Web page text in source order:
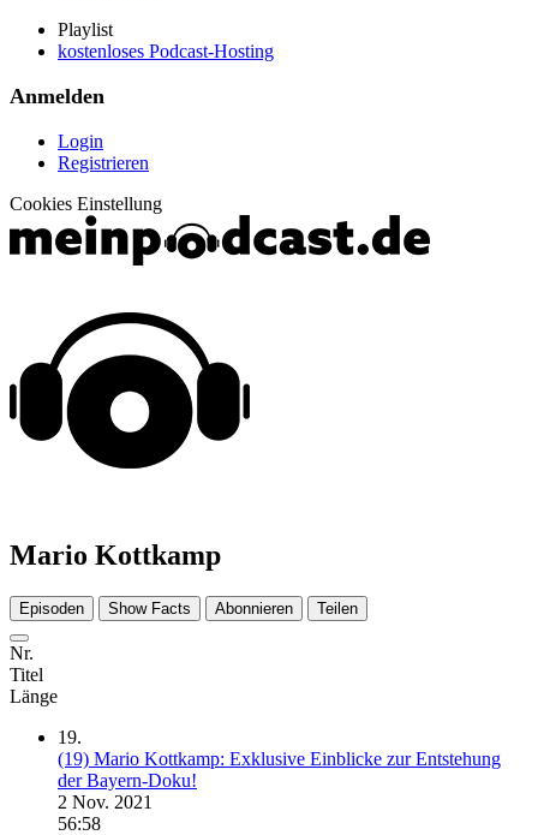
Playlist
kostenloses Podcast-Hosting
Anmelden
Login
Registrieren
Cookies Einstellung
Mario Kottkamp
Episoden Show Facts Abonnieren Teilen
Nr.
Titel
Länge
19.
(19) Mario Kottkamp: Exklusive Einblicke zur Entstehung
der Bayern-Doku!
2 Nov. 2021
56:58